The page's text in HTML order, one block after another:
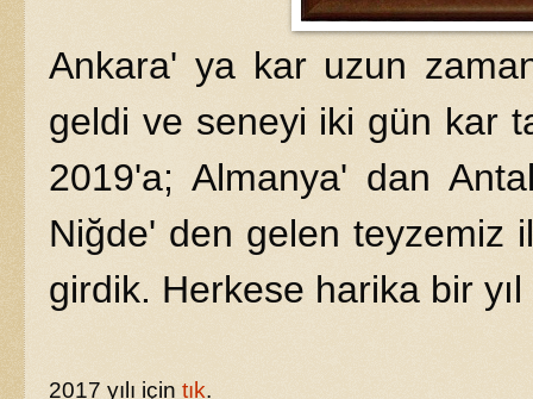
Ankara' ya kar uzun
geldi ve seneyi iki gün kar
2019'a; Almanya' dan
Niğde' den gelen teyzemiz
girdik. Herkese harika bir
2017 yılı için tık.